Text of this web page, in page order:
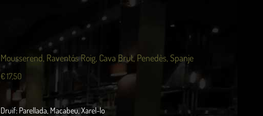
Mousserend, Raventós Roig, Cava Brut, Penedès, Spanje
€17,50
Druif: Parellada, Macabeu, Xarel-lo